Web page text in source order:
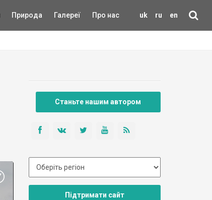
uk ru en
Природа Галереї Про нас
Станьте нашим автором
Підтримати сайт